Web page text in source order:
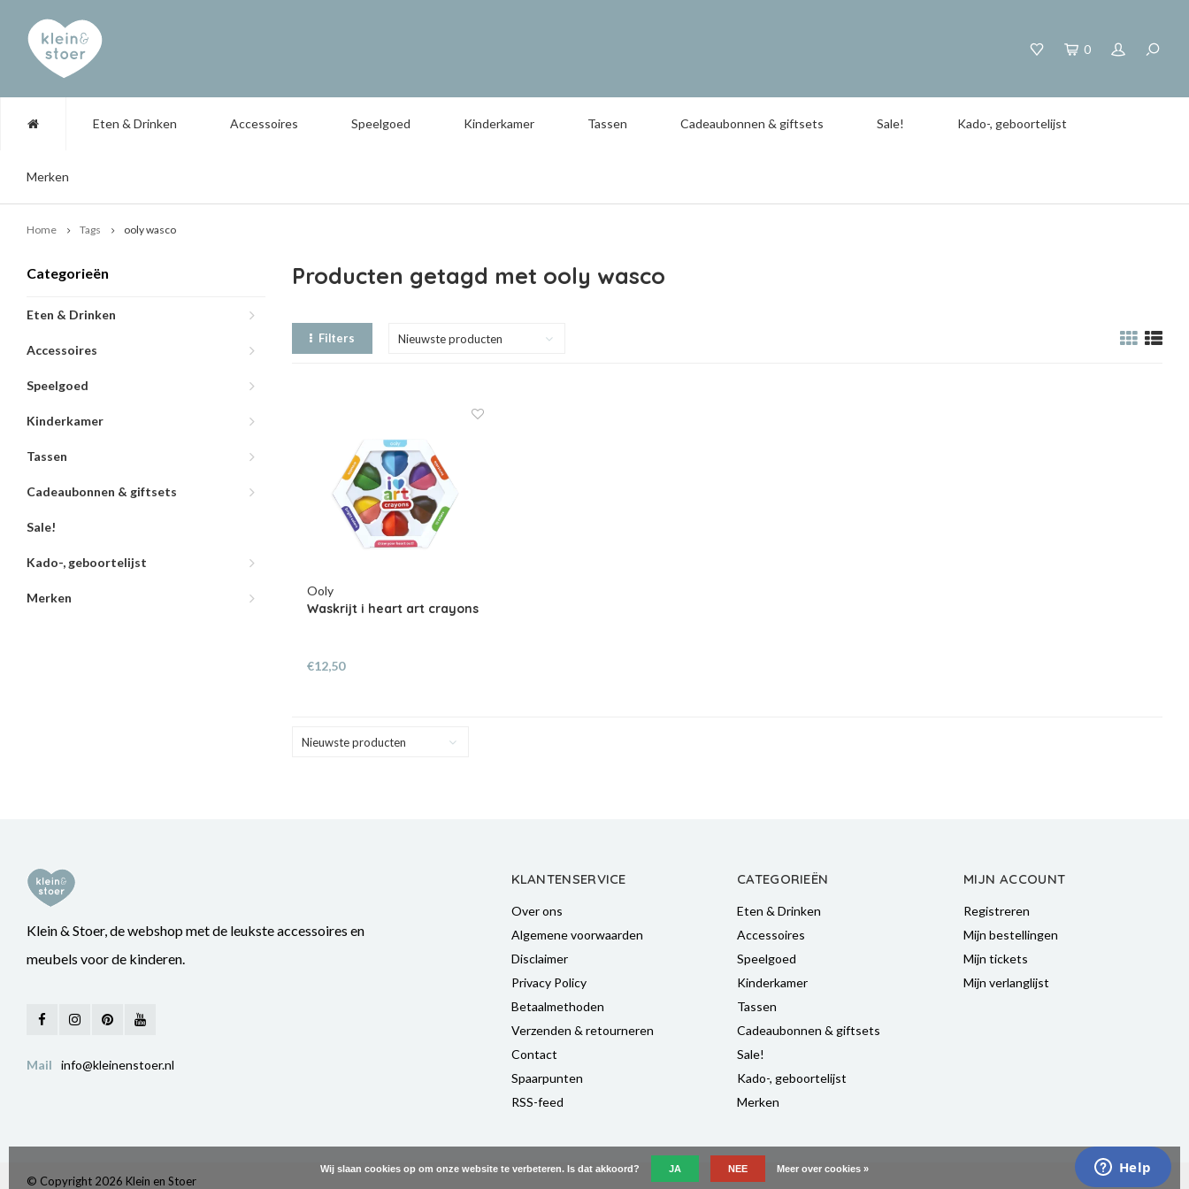
0
Eten & Drinken Accessoires Speelgoed Kinderkamer Tassen Cadeaubonnen & giftsets Sale! Kado-, geboortelijst
Merken
Home Tags ooly wasco
Categorieën
Eten & Drinken
Accessoires
Speelgoed
Kinderkamer
Tassen
Cadeaubonnen & giftsets
Sale!
Kado-, geboortelijst
Merken
Producten getagd met ooly wasco
Filters Nieuwste producten
Ooly
Waskrijt i heart art crayons
€12,50
Nieuwste producten
Klein & Stoer, de webshop met de leukste accessoires en
meubels voor de kinderen.
Mail info@kleinenstoer.nl
KLANTENSERVICE
Over ons
Algemene voorwaarden
Disclaimer
Privacy Policy
Betaalmethoden
Verzenden & retourneren
Contact
Spaarpunten
RSS-feed
CATEGORIEËN
Eten & Drinken
Accessoires
Speelgoed
Kinderkamer
Tassen
Cadeaubonnen & giftsets
Sale!
Kado-, geboortelijst
Merken
MIJN ACCOUNT
Registreren
Mijn bestellingen
Mijn tickets
Mijn verlanglijst
© Copyright 2026 Klein en Stoer
Wij slaan cookies op om onze website te verbeteren. Is dat akkoord? JA NEE Meer over cookies »